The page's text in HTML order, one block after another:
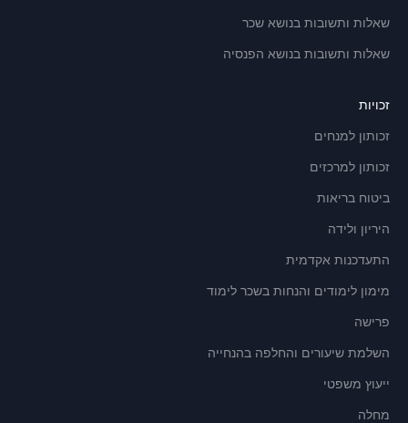
שאלות ותשובות בנושא שכר
שאלות ותשובות בנושא הפנסיה
זכויות
זכותון למנחים
זכותון למרכזים
ביטוח בריאות
היריון ולידה
התעדכנות אקדמית
מימון לימודים והנחות בשכר לימוד
פרישה
השלמת שיעורים והחלפה בהנחייה
ייעוץ משפטי
מחלה